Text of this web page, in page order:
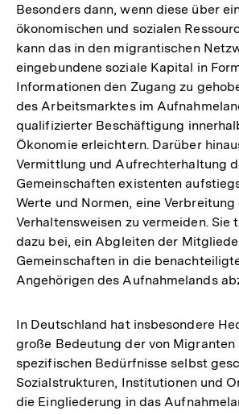
Fußnote
Besonders dann, wenn diese über
ökonomischen und sozialen
kann das in den migrantischen
eingebundene soziale Kapital in
Informationen den Zugang zu
des Arbeitsmarktes im
qualifizierter Beschäftigung
Ökonomie erleichtern. Darüber
Vermittlung und Aufrechterhaltung
Gemeinschaften existenten
Werte und Normen, eine
Verhaltensweisen zu vermeiden. Sie
dazu bei, ein Abgleiten der
Gemeinschaften in die
Angehörigen des Aufnahmelands
In Deutschland hat insbesondere
große Bedeutung der von
spezifischen Bedürfnisse selbst
Sozialstrukturen, Institutionen und
die Eingliederung in das